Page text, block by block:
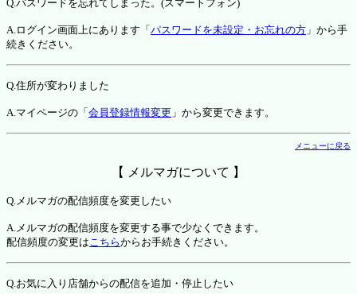
Q.パスワードを忘れてしまった。(スマートフォン)
A.ログイン画面上にあります「 パスワードを未設定・お忘れの方 」から手
続きください。
Q.住所が変わりました
A.マイページの「 会員登録情報変更 」から変更できます。
メニューに戻る
【 メルマガについて 】
Q.メルマガの配信頻度を変更したい
A.メルマガの配信頻度を変更する事で少なくできます。
配信頻度の変更はこちらからお手続きください。
Q.お気に入り店舗からの配信を追加・停止したい